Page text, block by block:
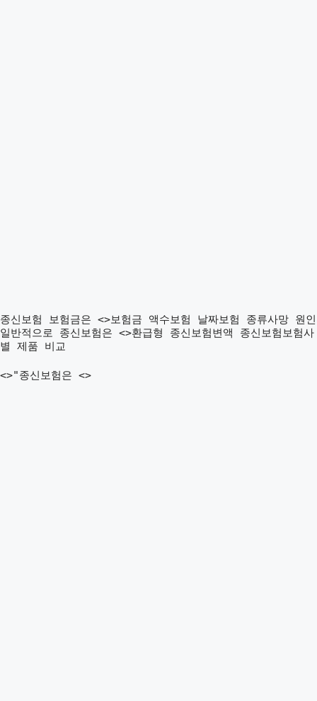
종신보험 보험금은 <>보험금 액수보험 날짜보험 종류사망 원인
일반적으로 종신보험은 <>환급형 종신보험변액 종신보험보험사
별 제품 비교
<>"종신보험은 <>